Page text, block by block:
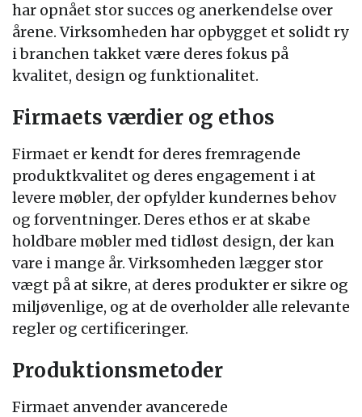
har opnået stor succes og anerkendelse over
årene. Virksomheden har opbygget et solidt ry
i branchen takket være deres fokus på
kvalitet, design og funktionalitet.
Firmaets værdier og ethos
Firmaet er kendt for deres fremragende
produktkvalitet og deres engagement i at
levere møbler, der opfylder kundernes behov
og forventninger. Deres ethos er at skabe
holdbare møbler med tidløst design, der kan
vare i mange år. Virksomheden lægger stor
vægt på at sikre, at deres produkter er sikre og
miljøvenlige, og at de overholder alle relevante
regler og certificeringer.
Produktionsmetoder
Firmaet anvender avancerede